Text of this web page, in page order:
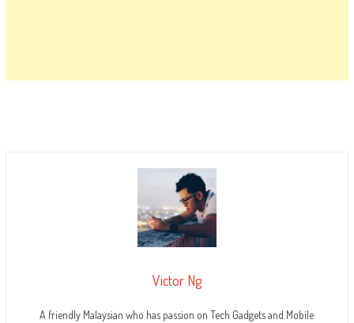
Victor Ng
A friendly Malaysian who has passion on Tech Gadgets and Mobile